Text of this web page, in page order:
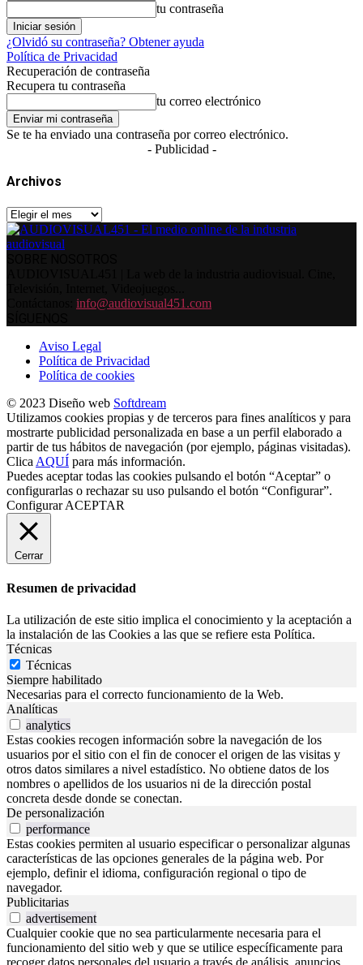
tu contraseña
¿Olvidó su contraseña? Obtener ayuda
Política de Privacidad
Recuperación de contraseña
Recupera tu contraseña
tu correo electrónico
Se te ha enviado una contraseña por correo electrónico.
- Publicidad -
Archivos
Archivos
info@audiovisual451.com
Aviso Legal
Política de Privacidad
Política de cookies
© 2023 Diseño web Softdream
Utilizamos cookies propias y de terceros para fines analíticos y para
mostrarte publicidad personalizada en base a un perfil elaborado a
partir de tus hábitos de navegación (por ejemplo, páginas visitadas).
Clica AQUÍ para más información.
Puedes aceptar todas las cookies pulsando el botón “Aceptar” o
configurarlas o rechazar su uso pulsando el botón “Configurar”.
Configurar ACEPTAR
Cerrar
Resumen de privacidad
La utilización de este sitio implica el conocimiento y la aceptación a
la instalación de las Cookies a las que se refiere esta Política.
Técnicas
Técnicas
Siempre habilitado
Necesarias para el correcto funcionamiento de la Web.
Analíticas
analytics
Estas cookies recogen información sobre la navegación de los
usuarios por el sitio con el fin de conocer el origen de las visitas y
otros datos similares a nivel estadístico. No obtiene datos de los
nombres o apellidos de los usuarios ni de la dirección postal
concreta desde donde se conectan.
De personalización
performance
Estas cookies permiten al usuario especificar o personalizar algunas
características de las opciones generales de la página web. Por
ejemplo, definir el idioma, configuración regional o tipo de
navegador.
Publicitarias
advertisement
Cualquier cookie que no sea particularmente necesaria para el
funcionamiento del sitio web y que se utilice específicamente para